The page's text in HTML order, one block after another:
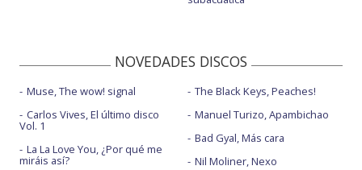
NOVEDADES DISCOS
Muse, The wow! signal
Carlos Vives, El último disco
Vol. 1
La La Love You, ¿Por qué me
miráis así?
The Black Keys, Peaches!
Manuel Turizo, Apambichao
Bad Gyal, Más cara
Nil Moliner, Nexo